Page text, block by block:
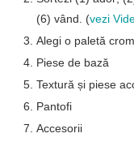
(6) vând. (vezi
Alegi o paletă
Piese de bază
Textură și piese
Pantofi
Accesorii